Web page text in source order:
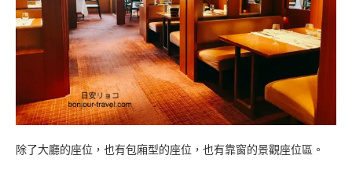
除了大廳的座位，也有包廂型的座位，也有靠窗的景觀座位區。